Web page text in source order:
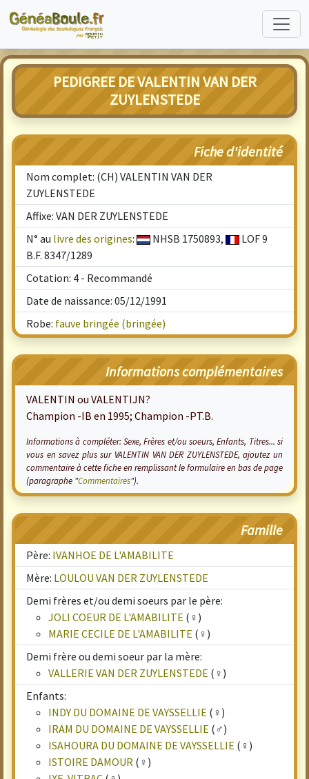
PEDIGREE DE VALENTIN VAN DER
ZUYLENSTEDE
Fiche d'identité
Nom complet: (CH) VALENTIN VAN DER
ZUYLENSTEDE
Affixe: VAN DER ZUYLENSTEDE
N° au livre des origines: NHSB 1750893,
LOF 9
B.F. 8347/1289
Cotation: 4 - Recommandé
Date de naissance: 05/12/1991
Robe: fauve bringée (bringée)
Informations complémentaires
VALENTIN ou VALENTIJN?
Champion -IB en 1995; Champion -PT.B.
Informations à compléter: Sexe, Frères et/ou soeurs, Enfants, Titres... si
vous en savez plus sur VALENTIN VAN DER ZUYLENSTEDE, ajoutez un
commentaire à cette fiche en remplissant le formulaire en bas de page
(paragraphe "Commentaires").
Famille
Père: IVANHOE DE L'AMABILITE
Mère: LOULOU VAN DER ZUYLENSTEDE
Demi frères et/ou demi soeurs par le père:
JOLI COEUR DE L'AMABILITE (♀)
MARIE CECILE DE L'AMABILITE (♀)
Demi frère ou demi soeur par la mère:
VALLERIE VAN DER ZUYLENSTEDE (♀)
Enfants:
INDY DU DOMAINE DE VAYSSELLIE (♀)
IRAM DU DOMAINE DE VAYSSELLIE (♂)
ISAHOURA DU DOMAINE DE VAYSSELLIE (♀)
ISTOIRE DAMOUR (♀)